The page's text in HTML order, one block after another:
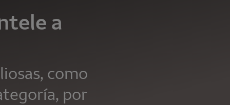
a
como
por